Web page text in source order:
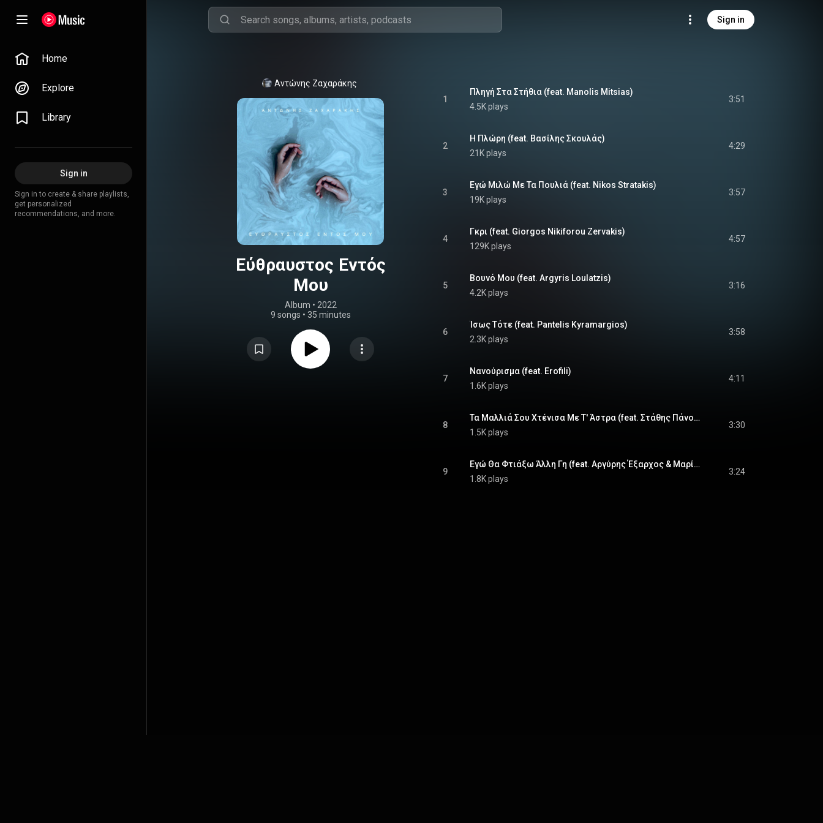
Sign in
Home
Explore
Library
Sign in
Sign in to create & share playlists,
get personalized
recommendations, and more.
Αντώνης Ζαχαράκης
Εύθραυστος Εντός
Μου
Album • 2022
9 songs • 35 minutes
1
Πληγή Στα Στήθια (feat. Manolis Mitsias)
4.5K plays
3:51
2
Η Πλώρη (feat. Βασίλης Σκουλάς)
21K plays
4:29
3
Εγώ Μιλώ Με Τα Πουλιά (feat. Nikos Stratakis)
19K plays
3:57
4
Γκρι (feat. Giorgos Nikiforou Zervakis)
129K plays
4:57
5
Βουνό Μου (feat. Argyris Loulatzis)
4.2K plays
3:16
6
Ίσως Τότε (feat. Pantelis Kyramargios)
2.3K plays
3:58
7
Νανούρισμα (feat. Erofili)
1.6K plays
4:11
8
Τα Μαλλιά Σου Χτένισα Με Τ' Άστρα (feat. Στάθης Πάνου)
1.5K plays
3:30
9
Εγώ Θα Φτιάξω Άλλη Γη (feat. Αργύρης Έξαρχος & Μαρία Κυριακογιαννάκη)
1.8K plays
3:24